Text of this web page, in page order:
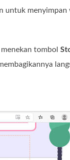
menyimpan
tombol